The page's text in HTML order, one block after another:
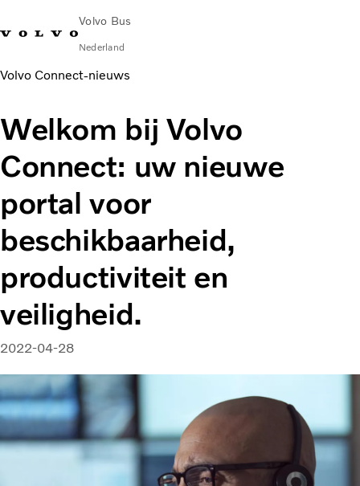
Volvo Bus
Nederland
Change MarketContact opnemen
STAD & REGIO
Touringcars
Services
Waarom Volvo?
Nieuws en verhalen
Contact
Volvo Connect‑nieuws
Welkom bij Volvo
Connect: uw nieuwe
portal voor
beschikbaarheid,
productiviteit en
veiligheid.
2022-04-28